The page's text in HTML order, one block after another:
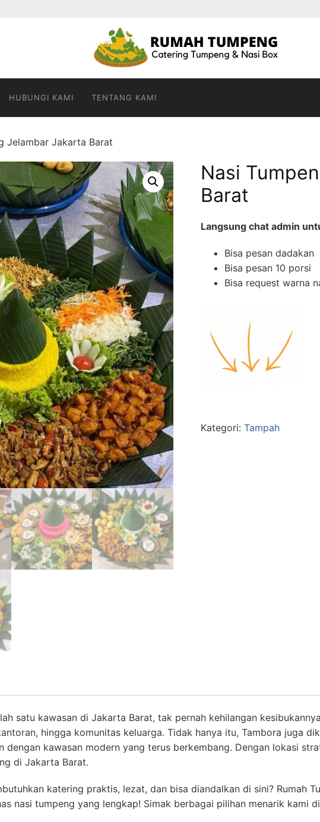
HUBUNGI KAMI TENTANG KAMI
Jelambar Jakarta Barat
Nasi
Barat
Langsung chat admin
Bisa pesan dadakan
Bisa pesan 10 porsi
Bisa request warna
Kategori: Tampah
satu kawasan di Jakarta Barat, tak pernah kehilangan
hingga komunitas keluarga. Tidak hanya itu, Tambora juga
dengan kawasan modern yang terus berkembang. Dengan lokasi
di Jakarta Barat.
katering praktis, lezat, dan bisa diandalkan di sini? Rumah
nasi tumpeng yang lengkap! Simak berbagai pilihan menarik kami